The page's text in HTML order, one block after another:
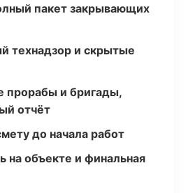
пакет закрывающих
технадзор и скрытые
прорабы и бригады,
отчёт
до начала работ
на объекте и финальная